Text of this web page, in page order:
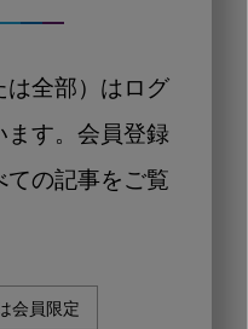
は全部）はログ
ます。会員登録
ての記事をご覧
会員限定